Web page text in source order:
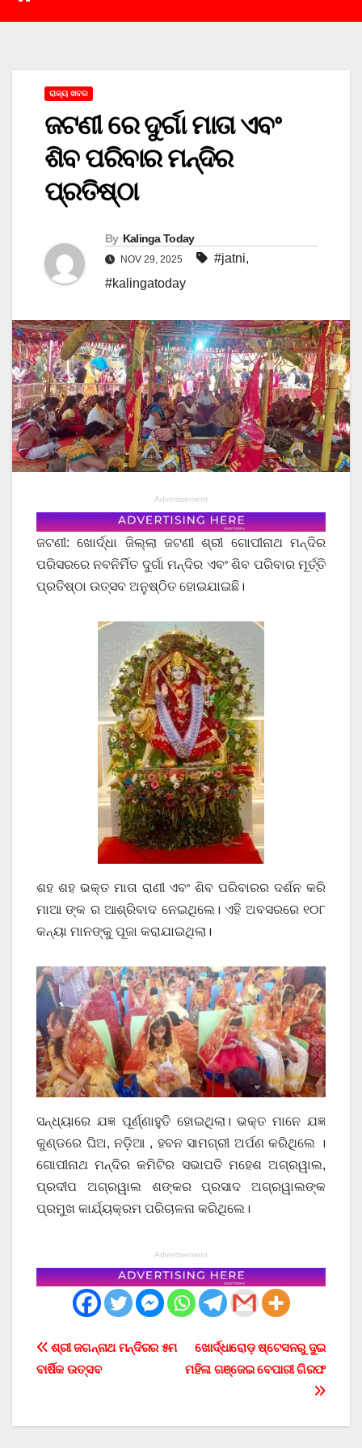
ରାଜ୍ୟ ଖବର
ଜଟଣୀ ରେ ଦୁର୍ଗା ମାତା ଏବଂ
ଶିବ ପରିବାର ମନ୍ଦିର
ପ୍ରତିଷ୍ଠା
By Kalinga Today
NOV 29, 2025 #jatni,
#kalingatoday
Advertisement
ଜଟଣୀ: ଖୋର୍ଦ୍ଧା ଜିଲ୍ଲା ଜଟଣୀ ଶ୍ରୀ ଗୋପୀନାଥ ମନ୍ଦିର
ପରିସରରେ ନବନିର୍ମିତ ଦୁର୍ଗା ମନ୍ଦିର ଏବଂ ଶିବ ପରିବାର ମୂର୍ତ୍ତି
ପ୍ରତିଷ୍ଠା ଉତ୍ସବ ଅନୁଷ୍ଠିତ ହୋଇଯାଇଛି।
ଶହ ଶହ ଭକ୍ତ ମାତା ରାଣୀ ଏବଂ ଶିବ ପରିବାରର ଦର୍ଶନ କରି
ମାଆ ଙ୍କ ର ଆଶ୍ରିବାଦ ନେଇଥିଲେ। ଏହି ଅବସରରେ ୧୦୮
କନ୍ୟା ମାନଙ୍କୁ ପୂଜା କରାଯାଇଥିଲା।
ସନ୍ଧ୍ୟାରେ ଯଜ୍ଞ ପୂର୍ଣ୍ଣାହୁତି ହୋଇଥିଲା। ଭକ୍ତ ମାନେ ଯଜ୍ଞ
କୁଣ୍ଡରେ ଘିଅ, ନଡ଼ିଆ , ହବନ ସାମଗ୍ରୀ ଅର୍ପଣ କରିଥିଲେ ।
ଗୋପୀନାଥ ମନ୍ଦିର କମିଟିର ସଭାପତି ମହେଶ ଅଗ୍ରୱାଲ,
ପ୍ରଦୀପ ଅଗ୍ରୱାଲ ଶଙ୍କର ପ୍ରସାଦ ଅଗ୍ରୱାଲଙ୍କ
ପ୍ରମୁଖ କାର୍ଯ୍ୟକ୍ରମ ପରିଚାଳନା କରିଥିଲେ।
Advertisement
Post
navigation
ଖୋର୍ଦ୍ଧାରୋଡ଼ ଷ୍ଟେସନରୁ ଦୁଇ
ମହିଳା ଗଞ୍ଜେଇ ବେପାରୀ ଗିରଫ
ଶ୍ରୀ ଜଗନ୍ନାଥ ମନ୍ଦିରର ୫ମ
ବାର୍ଷିକ ଉତ୍ସବ